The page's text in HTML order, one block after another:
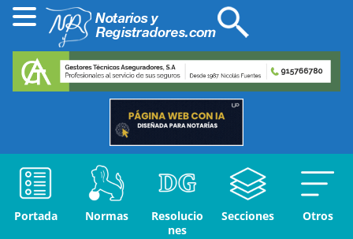
Portada Normas
Resolucio
nes
Secciones Otros